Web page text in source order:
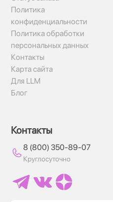
Политика
конфиденциальности
Политика обработки
персональных данных
Контакты
Карта сайта
Для LLM
Блог
Контакты
8 (800) 350-89-07
Круглосуточно